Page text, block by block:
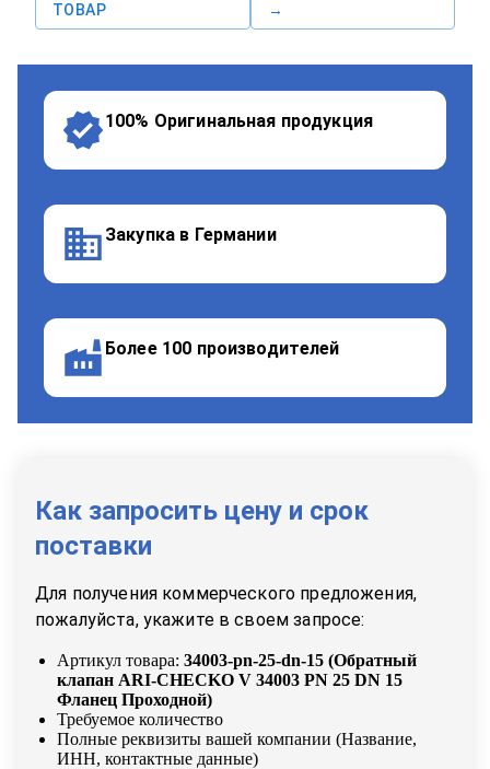
ТОВАР
→
100% Оригинальная продукция
Закупка в Германии
Более 100 производителей
Как запросить цену и срок
поставки
Для получения коммерческого предложения,
пожалуйста, укажите в своем запросе:
Артикул товара: 34003-pn-25-dn-15 (Обратный
клапан ARI-CHECKO V 34003 PN 25 DN 15
Фланец Проходной)
Требуемое количество
Полные реквизиты вашей компании (Название,
ИНН, контактные данные)